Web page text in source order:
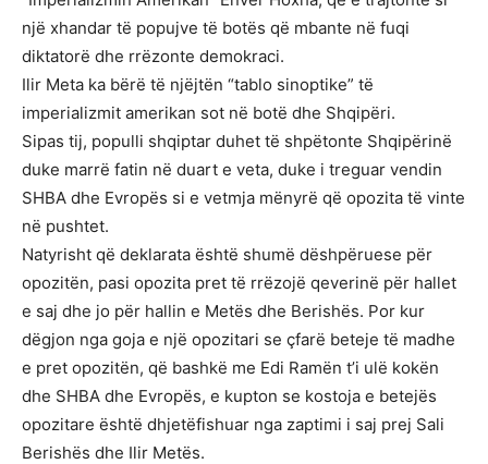
një xhandar të popujve të botës që mbante në fuqi
diktatorë dhe rrëzonte demokraci.
Ilir Meta ka bërë të njëjtën “tablo sinoptike” të
imperializmit amerikan sot në botë dhe Shqipëri.
Sipas tij, populli shqiptar duhet të shpëtonte Shqipërinë
duke marrë fatin në duart e veta, duke i treguar vendin
SHBA dhe Evropës si e vetmja mënyrë që opozita të vinte
në pushtet.
Natyrisht që deklarata është shumë dëshpëruese për
opozitën, pasi opozita pret të rrëzojë qeverinë për hallet
e saj dhe jo për hallin e Metës dhe Berishës. Por kur
dëgjon nga goja e një opozitari se çfarë beteje të madhe
e pret opozitën, që bashkë me Edi Ramën t’i ulë kokën
dhe SHBA dhe Evropës, e kupton se kostoja e betejës
opozitare është dhjetëfishuar nga zaptimi i saj prej Sali
Berishës dhe Ilir Metës.